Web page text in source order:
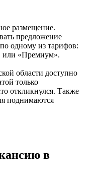
размещение.
предложение
одному из тарифов:
или «Премиум».
области доступно
только
откликнулся. Также
поднимаются
в